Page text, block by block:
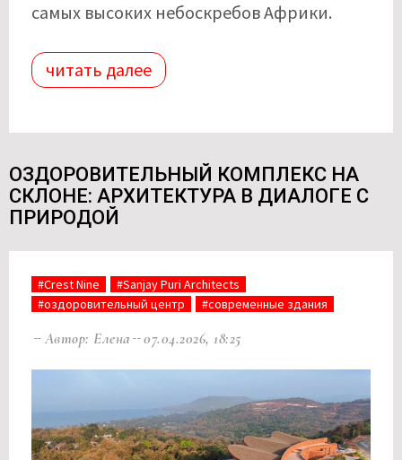
самых высоких небоскребов Африки.
читать далее
ОЗДОРОВИТЕЛЬНЫЙ КОМПЛЕКС НА
СКЛОНЕ: АРХИТЕКТУРА В ДИАЛОГЕ С
ПРИРОДОЙ
#Crest Nine
#Sanjay Puri Architects
#оздоровительный центр
#современные здания
Автор: Елена 07.04.2026, 18:25